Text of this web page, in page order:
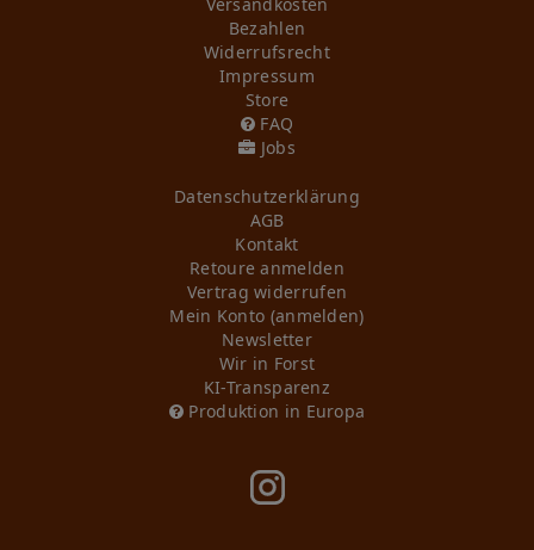
Versandkosten
Bezahlen
Widerrufs­recht
Impressum
Store
FAQ
Jobs
Daten­schutz­erklärung
AGB
Kontakt
Retoure anmelden
Vertrag widerrufen
Mein Konto (anmelden)
Newsletter
Wir in Forst
KI-Transparenz
Produktion in Europa